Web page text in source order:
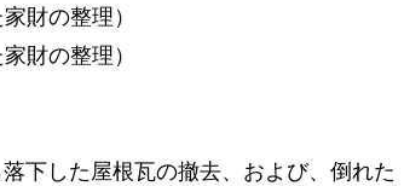
財の整理）
財の整理）
下した屋根瓦の撤去、および、倒れた